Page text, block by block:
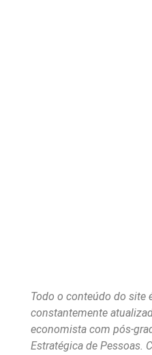
Todo o conteúdo do site
constantemente
economista com pós-
Estratégica de Pessoas.